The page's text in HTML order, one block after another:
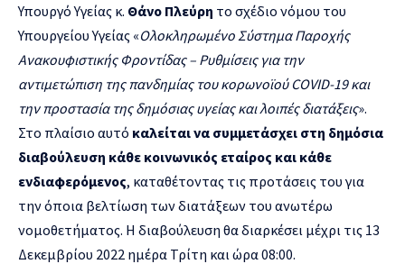
Υπουργό Υγείας κ. Θάνο Πλεύρη το σχέδιο νόμου του
Υπουργείου Υγείας «Ολοκληρωμένο Σύστημα Παροχής
Ανακουφιστικής Φροντίδας – Ρυθμίσεις για την
αντιμετώπιση της πανδημίας του κορωνοϊού COVID-19 και
την προστασία της δημόσιας υγείας και λοιπές διατάξεις».
Στο πλαίσιο αυτό καλείται να συμμετάσχει στη δημόσια
διαβούλευση κάθε κοινωνικός εταίρος και κάθε
ενδιαφερόμενος, καταθέτοντας τις προτάσεις του για
την όποια βελτίωση των διατάξεων του ανωτέρω
νομοθετήματος. Η διαβούλευση θα διαρκέσει μέχρι τις 13
Δεκεμβρίου 2022 ημέρα Τρίτη και ώρα 08:00.